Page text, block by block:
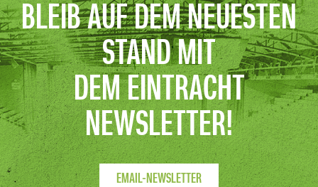
BLEIB AUF DEM NEUESTEN
STAND MIT
DEM EINTRACHT
NEWSLETTER!
EMAIL-NEWSLETTER